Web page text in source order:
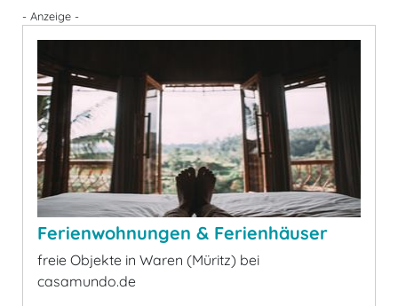
- Anzeige -
Ferienwohnungen & Ferienhäuser
freie Objekte in Waren (Müritz) bei
casamundo.de